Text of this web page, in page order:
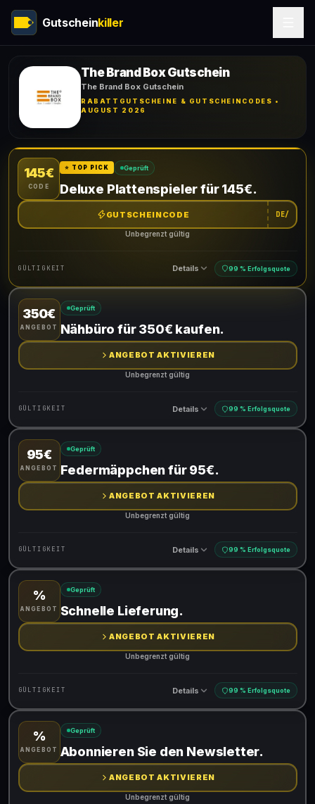
Gutscheinkiller
The Brand Box Gutschein
The Brand Box Gutschein
RABATTGUTSCHEINE & GUTSCHEINCODES •
AUGUST 2026
145€
CODE
⭐ TOP PICK Geprüft
Deluxe Plattenspieler für 145€.
GUTSCHEINCODE DE/
Unbegrenzt gültig
GÜLTIGKEIT Details 99 % Erfolgsquote
Gültig für teilnehmende Produkte
Gib den Code an der Kasse ein, um den Rabatt zu erhalten
350€
ANGEBOT
Geprüft
Nähbüro für 350€ kaufen.
ANGEBOT AKTIVIEREN
Unbegrenzt gültig
GÜLTIGKEIT Details 99 % Erfolgsquote
Gültig für teilnehmende Produkte
95€
ANGEBOT
Geprüft
Federmäppchen für 95€.
ANGEBOT AKTIVIEREN
Unbegrenzt gültig
GÜLTIGKEIT Details 99 % Erfolgsquote
Gültig für teilnehmende Produkte
%
ANGEBOT
Geprüft
Schnelle Lieferung.
ANGEBOT AKTIVIEREN
Unbegrenzt gültig
GÜLTIGKEIT Details 99 % Erfolgsquote
Gültig für teilnehmende Produkte
%
ANGEBOT
Geprüft
Abonnieren Sie den Newsletter.
ANGEBOT AKTIVIEREN
Unbegrenzt gültig